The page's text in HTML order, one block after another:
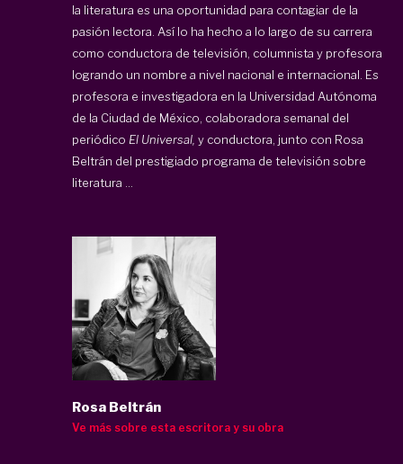
la literatura es una oportunidad para contagiar de la
pasión lectora. Así lo ha hecho a lo largo de su carrera
como conductora de televisión, columnista y profesora
logrando un nombre a nivel nacional e internacional. Es
profesora e investigadora en la Universidad Autónoma
de la Ciudad de México, colaboradora semanal del
periódico El Universal, y conductora, junto con Rosa
Beltrán del prestigiado programa de televisión sobre
literatura ...
Rosa Beltrán
Ve más sobre esta escritora y su obra